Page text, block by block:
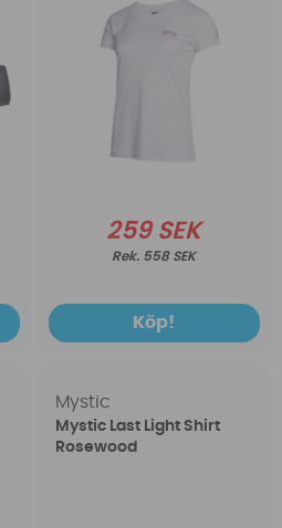
259 SEK
558 SEK
Köp!
Mystic
Mystic Last Light Shirt
Rosewood